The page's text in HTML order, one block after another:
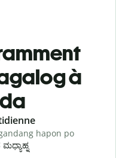
à
hapon po